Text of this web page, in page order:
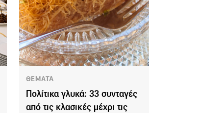
ΘΕΜΑΤΑ
Πολίτικα γλυκά: 33 συνταγές
από τις κλασικές μέχρι τις